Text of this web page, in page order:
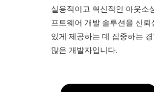
실용적이고 혁신적인 아웃소
프트웨어 개발 솔루션을 신뢰
있게 제공하는 데 집중하는
많은 개발자입니다.